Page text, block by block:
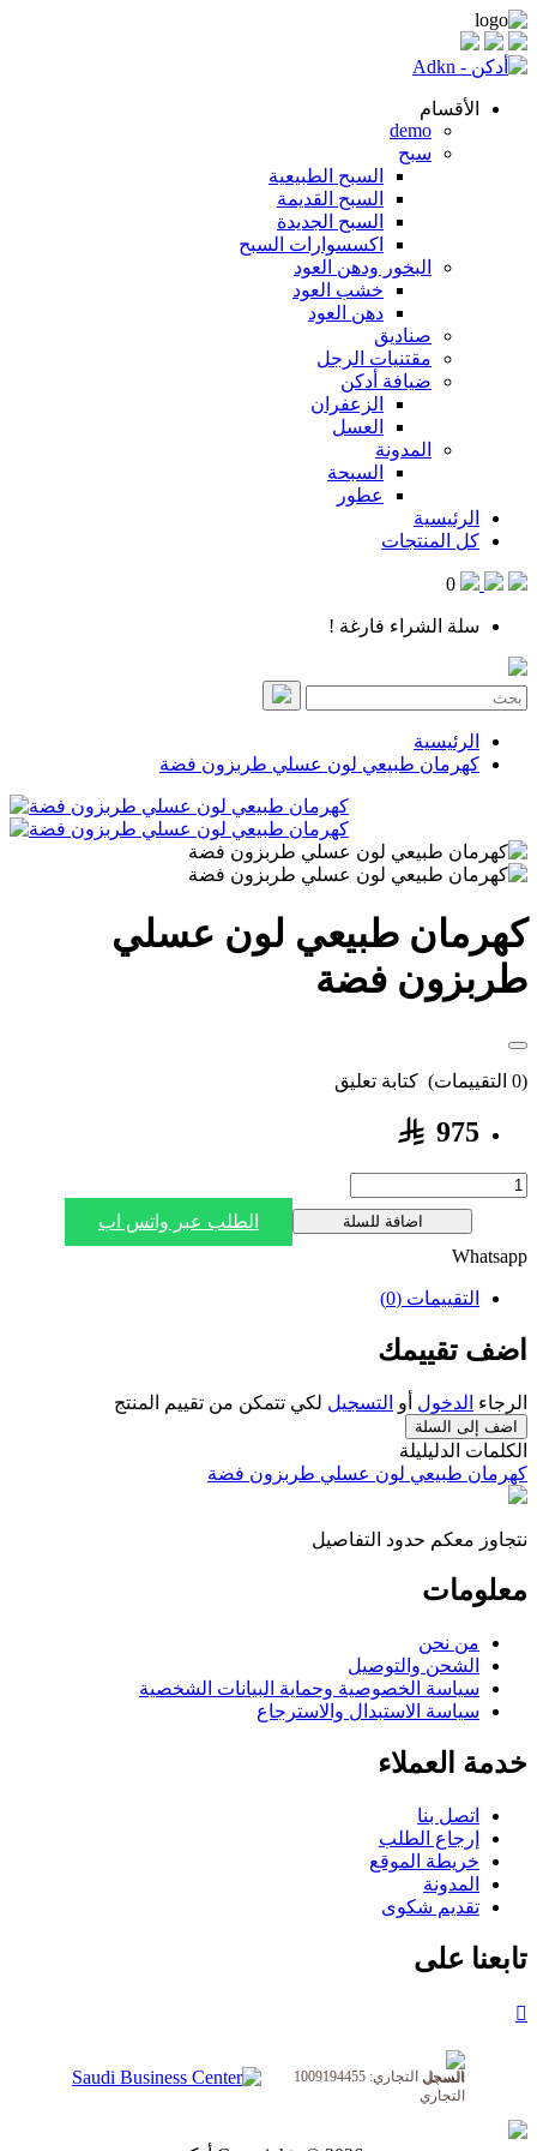
الأقسام
demo
سبح
السبح الطبيعية
السبح القديمة
السبح الجديدة
اكسسوارات السبح
البخور ودهن العود
خشب العود
دهن العود
صناديق
مقتنيات الرجل
ضيافة أدكن
الزعفران
العسل
المدونة
السبحة
عطور
الرئيسية
كل المنتجات
0
سلة الشراء فارغة !
الرئيسية
كهرمان طبيعي لون عسلي طربزون فضة
كهرمان طبيعي لون عسلي
طربزون فضة
(0 التقييمات) كتابة تعليق
975
اضافة للسلة
الطلب عبر واتس اب
Whatsapp
التقييمات (0)
اضف تقييمك
الرجاء الدخول أو التسجيل لكي تتمكن من تقييم المنتج
اضف إلى السلة
الكلمات الدليليلة
كهرمان طبيعي لون عسلي طربزون فضة
نتجاوز معكم حدود التفاصيل
معلومات
من نحن
الشحن والتوصيل
سياسة الخصوصية وحماية البيانات الشخصية
سياسة الاستبدال والاسترجاع
خدمة العملاء
اتصل بنا
إرجاع الطلب
خريطة الموقع
المدونة
تقديم شكوى
تابعنا على
السجل التجاري: 1009194455